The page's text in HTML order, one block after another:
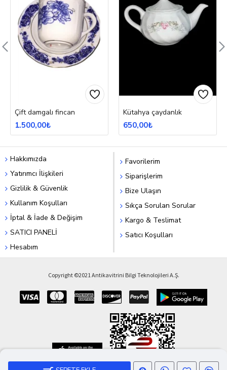
Çift damgalı fincan
1.500,00₺
Kütahya çaydanlık
650,00₺
Hakkımızda
Yatırımcı İlişkileri
Gizlilik & Güvenlik
Kullanım Koşulları
İptal & İade & Değişim
SATICI PANELİ
Hesabım
Favorilerim
Siparişlerim
Bize Ulaşın
Sıkça Sorulan Sorular
Kargo & Teslimat
Satıcı Koşulları
Copyright ©2021 Antikavitrini Bilgi Teknolojileri A.Ş.